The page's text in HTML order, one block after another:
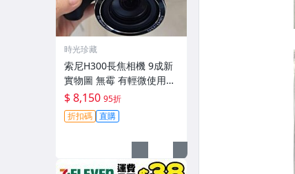
時光珍藏
索尼H300長焦相機 9成新
實物圖 無霉 有輕微使用痕
跡 機身鏡頭原裝 無拆修無
翻新-3430
$ 8,150 95折
折扣碼 直購